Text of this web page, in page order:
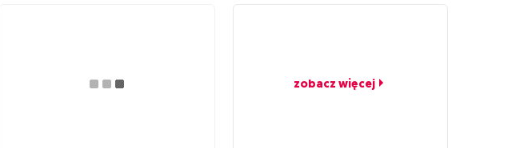
zobacz więcej